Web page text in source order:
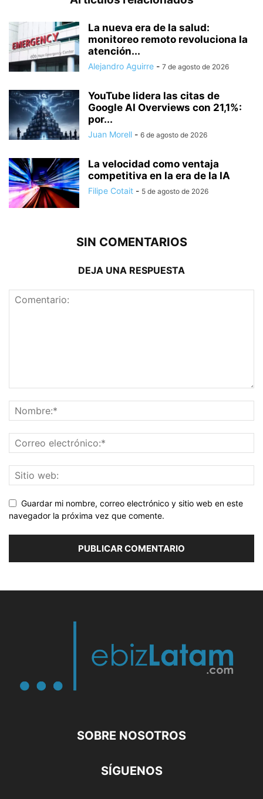
La nueva era de la salud:
monitoreo remoto revoluciona la
atención...
Alejandro Aguirre - 7 de agosto de 2026
YouTube lidera las citas de
Google AI Overviews con 21,1%:
por...
Juan Morell - 6 de agosto de 2026
La velocidad como ventaja
competitiva en la era de la IA
Filipe Cotait - 5 de agosto de 2026
SIN COMENTARIOS
DEJA UNA RESPUESTA
Guardar mi nombre, correo electrónico y sitio web en este
navegador la próxima vez que comente.
SOBRE NOSOTROS
SÍGUENOS